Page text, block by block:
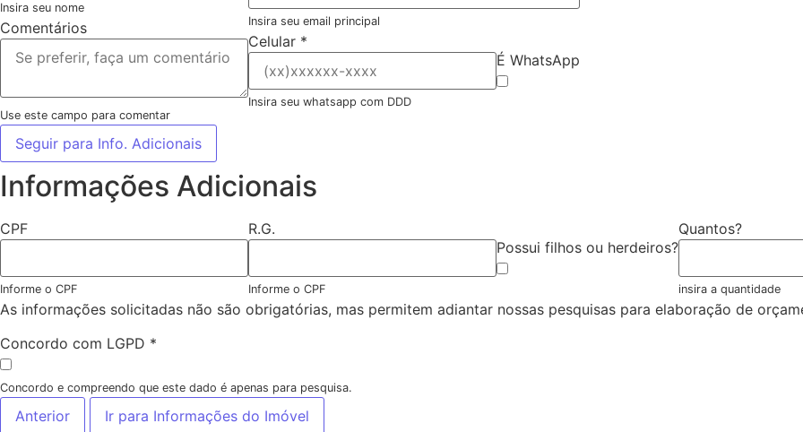
Insira seu nome
Comentários
Use este campo para comentar
Insira seu email principal
Celular *
Insira seu whatsapp com DDD
É WhatsApp
Seguir para Info. Adicionais
Informações Adicionais
CPF
Informe o CPF
R.G.
Informe o CPF
Possui filhos ou herdeiros?
Quantos?
insira a quantidade
As informações solicitadas não são obrigatórias, mas permitem adiantar nossas pesquisas para elaboração de
Concordo com LGPD *
Concordo e compreendo que este dado é apenas para pesquisa.
Anterior Ir para Informações do Imóvel